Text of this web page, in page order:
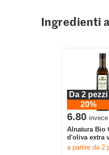
Ingredienti
Da 2 pezzi
20%
6.80
Alnatura Bio
d'oliva extra
a partire da 2